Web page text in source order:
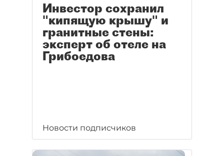
Инвестор сохранил
"кипящую крышу" и
гранитные стены:
эксперт об отеле на
Грибоедова
Новости подписчиков